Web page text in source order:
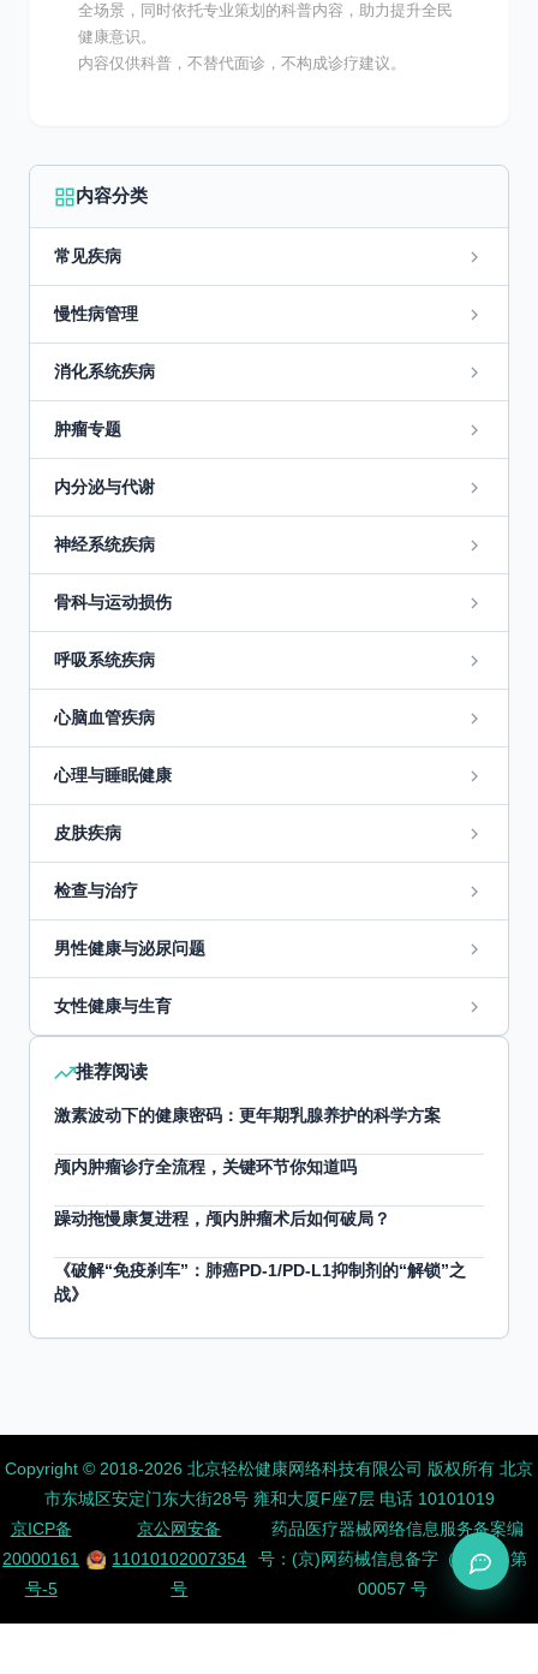
全场景，同时依托专业策划的科普内容，助力提升全民
健康意识。
内容仅供科普，不替代面诊，不构成诊疗建议。
内容分类
常见疾病
慢性病管理
消化系统疾病
肿瘤专题
内分泌与代谢
神经系统疾病
骨科与运动损伤
呼吸系统疾病
心脑血管疾病
心理与睡眠健康
皮肤疾病
检查与治疗
男性健康与泌尿问题
女性健康与生育
推荐阅读
激素波动下的健康密码：更年期乳腺养护的科学方案
颅内肿瘤诊疗全流程，关键环节你知道吗
躁动拖慢康复进程，颅内肿瘤术后如何破局？
《破解“免疫刹车”：肺癌PD-1/PD-L1抑制剂的“解锁”之
战》
Copyright ©️ 2018-2026 北京轻松健康网络科技有限公司 版权所有 北京
市东城区安定门东大街28号 雍和大厦F座7层 电话 10101019
京ICP备
20000161
号-5
京公网安备
11010102007354
号
药品医疗器械网络信息服务备案编
号：(京)网药械信息备字（2026）第
00057 号